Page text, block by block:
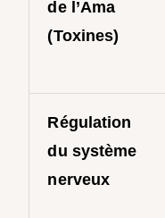
de l’Ama
(Toxines)
Régulation
du système
nerveux